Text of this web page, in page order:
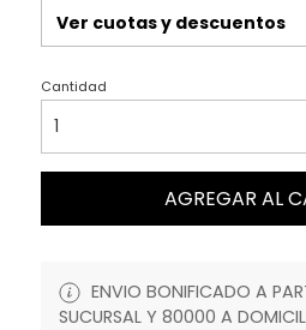
Ver cuotas y descuentos
Cantidad
AGREGAR AL
ENVIO BONIFICADO A
SUCURSAL Y 80000 A